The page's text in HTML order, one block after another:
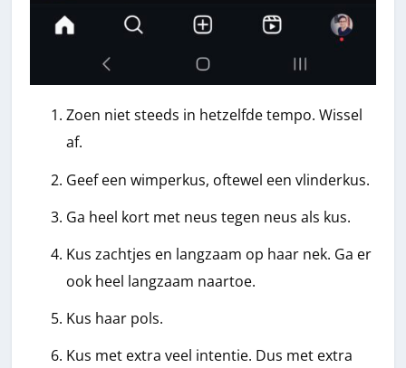
Zoen niet steeds in hetzelfde tempo. Wissel
af.
Geef een wimperkus, oftewel een vlinderkus.
Ga heel kort met neus tegen neus als kus.
Kus zachtjes en langzaam op haar nek. Ga er
ook heel langzaam naartoe.
Kus haar pols.
Kus met extra veel intentie. Dus met extra